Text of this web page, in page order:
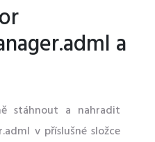
a
stáhnout a nahradit
v příslušné složce